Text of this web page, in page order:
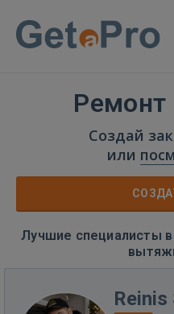
Создай
или
Лучшие специалисты
Reinis